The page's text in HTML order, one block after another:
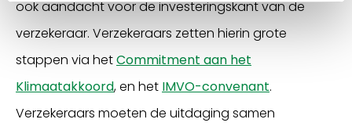
ook aandacht voor de investeringskant van de
verzekeraar. Verzekeraars zetten hierin grote
stappen via hetCommitment aan het
Klimaatakkoord, en het IMVO-convenant.
Verzekeraars moeten de uitdaging samen